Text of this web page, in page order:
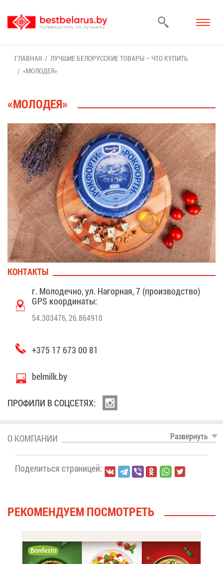
ГЛАВ­НАЯ
ЛУЧ­ШИЕ БЕ­ЛО­РУС­СКИЕ ТО­ВА­РЫ – ЧТО КУ­ПИТЬ
«МО­ЛО­ДЕЯ»
«МО­ЛО­ДЕЯ»
КОН­ТАК­ТЫ
г. Мо­ло­деч­но, ул. На­гор­ная, 7 (про­из­вод­ство)
GPS ко­ор­ди­на­ты:
54.303476, 26.864910
+375 17 673 00 81
belmilk.by
ПРО­ФИ­ЛИ В СОЦ­СЕ­ТЯХ:
Раз­вер­нуть
О КОМ­ПА­НИИ
По­де­лить­ся стра­ни­цей:
РЕ­КО­МЕН­ДУ­ЕМ ПО­СМОТ­РЕТЬ